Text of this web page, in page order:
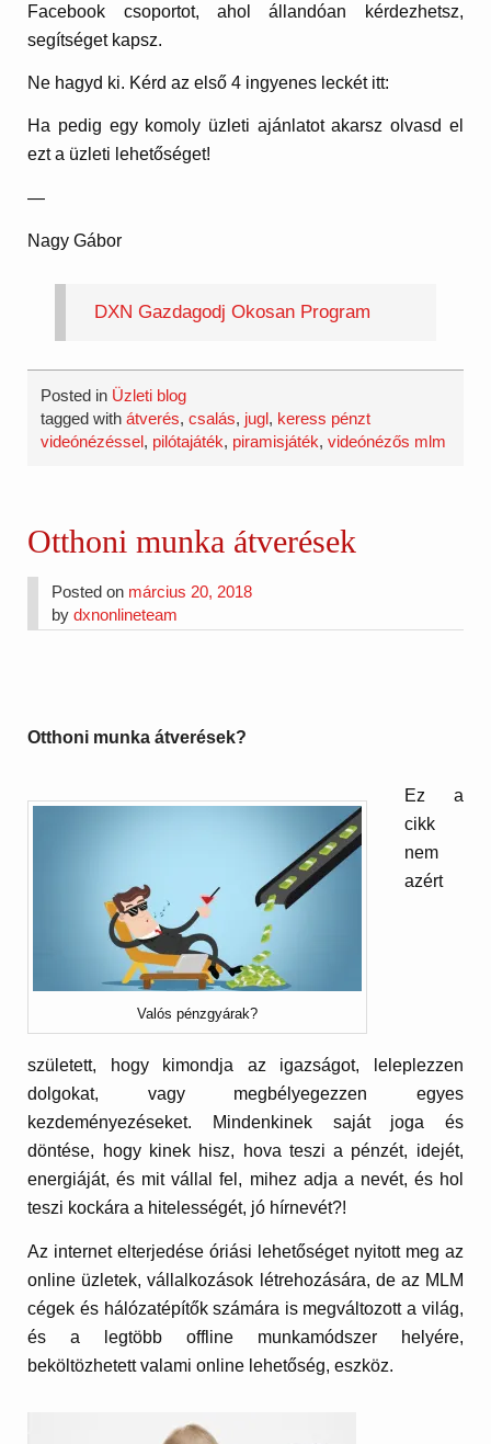
Facebook csoportot, ahol állandóan kérdezhetsz,
segítséget kapsz.
Ne hagyd ki. Kérd az első 4 ingyenes leckét itt:
Ha pedig egy komoly üzleti ajánlatot akarsz olvasd el
ezt a üzleti lehetőséget!
—
Nagy Gábor
DXN Gazdagodj Okosan Program
Posted in Üzleti blog
tagged withátverés,csalás, jugl, keress pénzt
videónézéssel, pilótajáték, piramisjáték,videónézős mlm
Otthoni munka átverések
Posted on március 20, 2018
bydxnonlineteam
Otthoni munka átverések?
Valós pénzgyárak?
Ez a
cikk
nem
azért
született, hogy kimondja az igazságot, leleplezzen
dolgokat, vagy megbélyegezzen egyes
kezdeményezéseket. Mindenkinek saját joga és
döntése, hogy kinek hisz, hova teszi a pénzét, idejét,
energiáját, és mit vállal fel, mihez adja a nevét, és hol
teszi kockára a hitelességét, jó hírnevét?!
Az internet elterjedése óriási lehetőséget nyitott meg az
online üzletek, vállalkozások létrehozására, de az MLM
cégek és hálózatépítők számára is megváltozott a világ,
és a legtöbb offline munkamódszer helyére,
beköltözhetett valami online lehetőség, eszköz.